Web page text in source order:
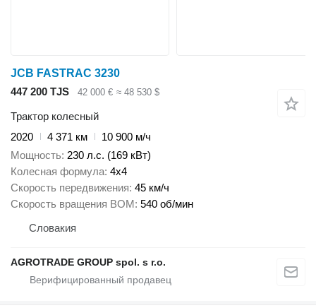
JCB FASTRAC 3230
447 200 TJS
42 000 € ≈ 48 530 $
Трактор колесный
2020
4 371 км
10 900 м/ч
Мощность 230 л.с. (169 кВт)
Колесная формула 4x4
Скорость передвижения 45 км/ч
Скорость вращения ВОМ 540 об/мин
Словакия
AGROTRADE GROUP spol. s r.o.